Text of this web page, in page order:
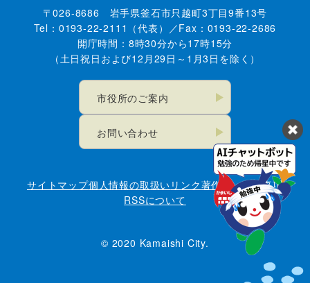
〒026-8686 岩手県釜石市只越町3丁目9番13号
Tel：0193-22-2111（代表）／Fax：0193-22-2686
開庁時間：8時30分から17時15分
（土日祝日および12月29日～1月3日を除く）
市役所のご案内
お問い合わせ
サイトマップ個人情報の取扱い リンク著作権・免責事項
RSSについて
© 2020 Kamaishi City.